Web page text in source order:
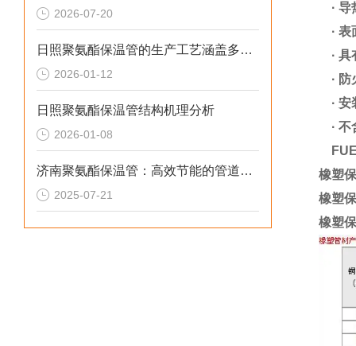
2026-07-20
日照聚氨酯保温管的生产工艺涵盖多个环节
2026-01-12
日照聚氨酯保温管结构机理分析
2026-01-08
济南聚氨酯保温管：高效节能的管道保温材料
2025-07-21
· 导
· 表
· 具
· 防
· 安
· 不
橡塑
橡塑
橡塑